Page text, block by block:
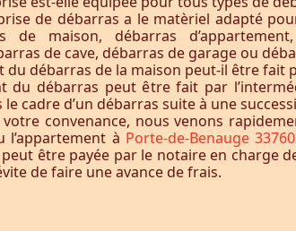
de débarras a le matèriel adapté
de maison, débarras
de cave, débarras de garage ou
du débarras de la maison peut-il être fait
du débarras peut être fait par
cadre d’un débarras suite à une
convenance, nous venons
l’appartement à Porte-de-Benauge 33760
être payée par le notaire en charge
de faire une avance de frais.